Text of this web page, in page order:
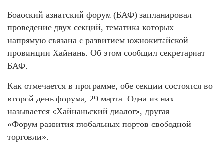
Боаоский азиатский форум (БАФ) запланировал
проведение двух секций, тематика которых
напрямую связана с развитием южнокитайской
провинции Хайнань. Об этом сообщил секретариат
БАФ.
Как отмечается в программе, обе секции состоятся во
второй день форума, 29 марта. Одна из них
называется «Хайнаньский диалог», другая —
«Форум развития глобальных портов свободной
торговли».